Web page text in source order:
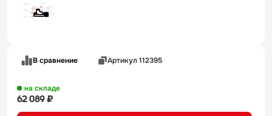
В сравнение Артикул 112395
на складе
62 089 ₽